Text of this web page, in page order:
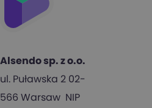
Alsendo sp. z o.o.
ul. Puławska 2 02-
566 Warsaw NIP